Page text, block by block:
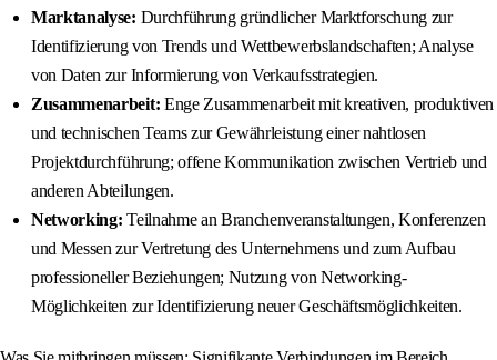
Marktanalyse: Durchführung gründlicher Marktforschung zur
Identifizierung von Trends und Wettbewerbslandschaften; Analyse
von Daten zur Informierung von Verkaufsstrategien.
Zusammenarbeit: Enge Zusammenarbeit mit kreativen, produktiven
und technischen Teams zur Gewährleistung einer nahtlosen
Projektdurchführung; offene Kommunikation zwischen Vertrieb und
anderen Abteilungen.
Networking: Teilnahme an Branchenveranstaltungen, Konferenzen
und Messen zur Vertretung des Unternehmens und zum Aufbau
professioneller Beziehungen; Nutzung von Networking-
Möglichkeiten zur Identifizierung neuer Geschäftsmöglichkeiten.